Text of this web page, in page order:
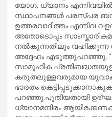
യോഗ, ധ്യാനം
സ്ഥാപനങ്ങൾ പരസ്പര
ഉത്തരവാദിത്തം എന്നിവ
അതോടൊപ്പം
നൽകുന്നതിലും വഹിക്കുന്ന
അദ്ദേഹം എടുത്തുപറഞ്ഞു.
സാമൂഹിക
കരുതലുള്ളവരുമായ
ഭാരതം
പറഞ്ഞു.പുതിയതായി
ധ്യാനമന്ദിരം